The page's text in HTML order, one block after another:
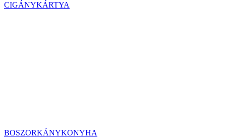
CIGÁNYKÁRTYA
BOSZORKÁNYKONYHA